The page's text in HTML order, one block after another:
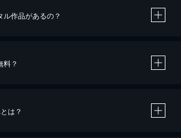
作品があるの？
料？
は？